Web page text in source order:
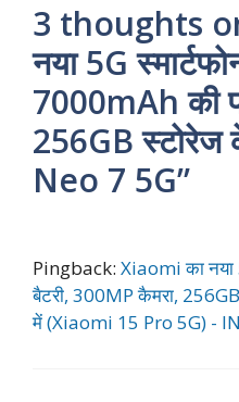
3 thoughts
नया 5G
7000mAh की
256GB
Neo 7 5G”
Pingback: Xiaomi का नया
बैटरी, 300MP कैमरा,
में (Xiaomi 15 Pro 5G) -